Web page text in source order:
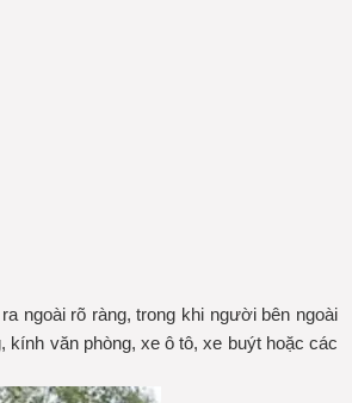
ngoài rõ ràng, trong khi người bên ngoài
văn phòng, xe ô tô, xe buýt hoặc các